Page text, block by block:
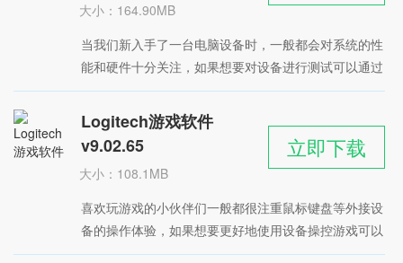
大小：164.90MB
星级：
当我们新入手了一台电脑设备时，一般都会对系统的性
能和硬件十分关注，如果想要对设备进行测试可以通过
小编带来的这款 cinebench r20 软件进行操作，这是一
个很实用的硬件测试工具，主要用来测试NVIDA和AMD
旗下的显卡CPU等硬件，能够将测试分数直观地展示给
用户查看。
Logitech游戏软件
v9.02.65
大小：108.1MB
星级：
立即下载
喜欢玩游戏的小伙伴们一般都很注重鼠标键盘等外接设
备的操作体验，如果想要更好地使用设备操控游戏可以
来试试小编分享的这款 Logitech Gaming Software也